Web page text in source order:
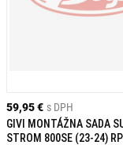
59,95 € s DPH
GIVI MONTÁŽNA SADA
STROM 800SE (23-24)